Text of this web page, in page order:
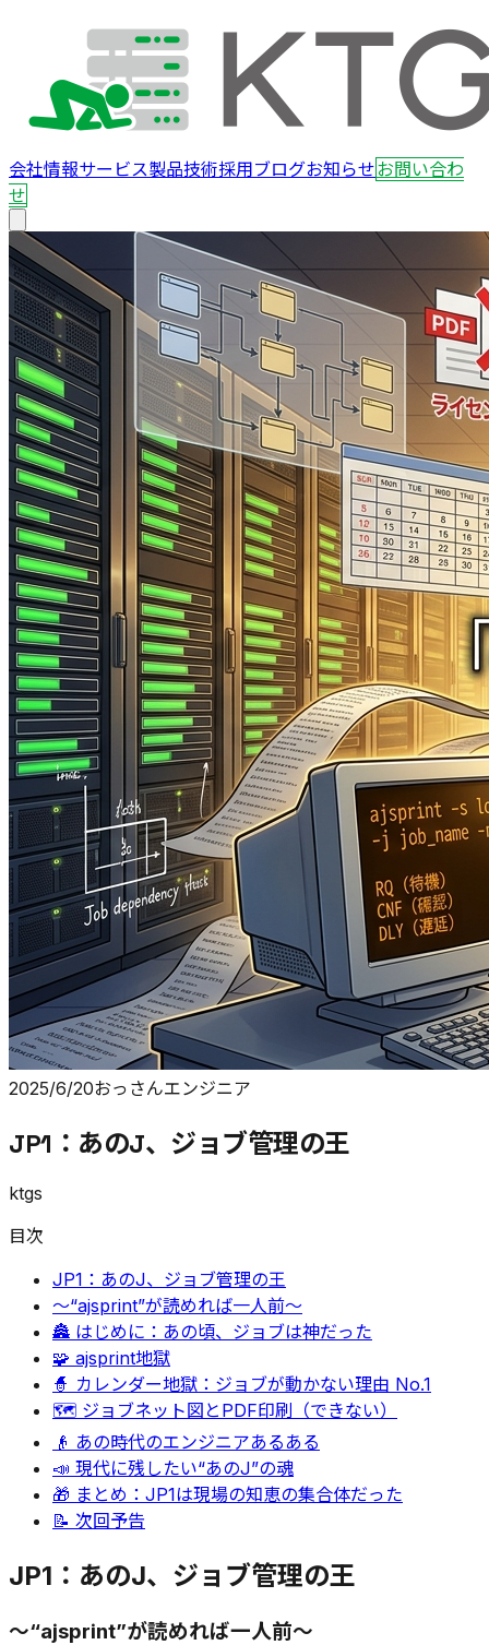
会社情報サービス製品技術採用ブログお知らせお問い合わ
せ
2025/6/20おっさんエンジニア
JP1：あのJ、ジョブ管理の王
ktgs
目次
JP1：あのJ、ジョブ管理の王
〜“ajsprint”が読めれば一人前〜
🏯 はじめに：あの頃、ジョブは神だった
🧩 ajsprint地獄
🧙 カレンダー地獄：ジョブが動かない理由 No.1
🗺 ジョブネット図とPDF印刷（できない）
👴 あの時代のエンジニアあるある
📣 現代に残したい“あのJ”の魂
🎁 まとめ：JP1は現場の知恵の集合体だった
📝 次回予告
JP1：あのJ、ジョブ管理の王
〜“ajsprint”が読めれば一人前〜